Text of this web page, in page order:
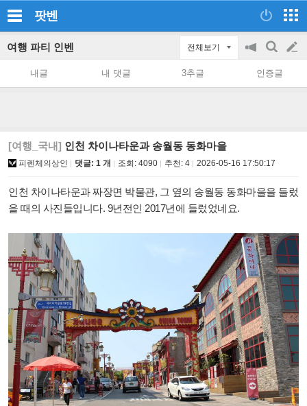
팟벤
여행 파티 인벤 전체보기
공
on/off
검
색
글
쓰
내글 내 댓글 3추글 인증글
[여행_국내] 인천 차이나타운과 송월동 동화마을
피렌체의상인 댓글: 1 개 조회: 4090 추천: 4 2026-05-16 17:50:17
인천 차이나타운과 짜장면 박물관, 그 옆의 송월동 동화마을을 들렀
을 때의 사진들입니다. 9년전인 2017년에 들렀었네요.